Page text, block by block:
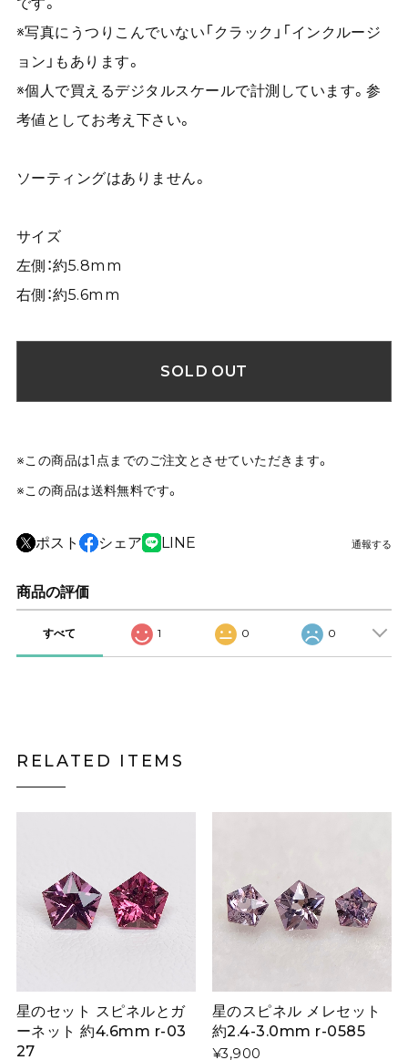
※写真にうつりこんでいない「クラック」「インクルージ
ョン」もあります。
※個人で買えるデジタルスケールで計測しています。参
考値としてお考え下さい。
ソーティングはありません。
サイズ
左側：約5.8mm
右側：約5.6mm
SOLD OUT
※この商品は1点までのご注文とさせていただきます。
※この商品は送料無料です。
ポスト シェア LINE 通報する
商品の評価
すべて 1 0 0
RELATED ITEMS
星のセット スピネルとガ
ーネット 約4.6mm r-03
27
星のスピネル メレセット
約2.4-3.0mm r-0585
¥3,900